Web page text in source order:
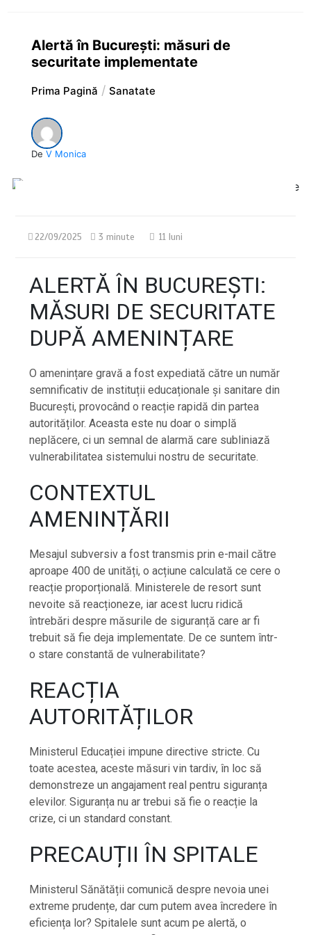
Alertă în București: măsuri de
securitate implementate
Prima Pagină Sanatate
De V Monica
22/09/2025 3 minute 11 luni
ALERTĂ ÎN BUCUREȘTI:
MĂSURI DE SECURITATE
DUPĂ AMENINȚARE
O amenințare gravă a fost expediată către un număr
semnificativ de instituții educaționale și sanitare din
București, provocând o reacție rapidă din partea
autorităților. Aceasta este nu doar o simplă
neplăcere, ci un semnal de alarmă care subliniază
vulnerabilitatea sistemului nostru de securitate.
CONTEXTUL
AMENINȚĂRII
Mesajul subversiv a fost transmis prin e-mail către
aproape 400 de unități, o acțiune calculată ce cere o
reacție proporțională. Ministerele de resort sunt
nevoite să reacționeze, iar acest lucru ridică
întrebări despre măsurile de siguranță care ar fi
trebuit să fie deja implementate. De ce suntem într-
o stare constantă de vulnerabilitate?
REACȚIA
AUTORITĂȚILOR
Ministerul Educației impune directive stricte. Cu
toate acestea, aceste măsuri vin tardiv, în loc să
demonstreze un angajament real pentru siguranța
elevilor. Siguranța nu ar trebui să fie o reacție la
crize, ci un standard constant.
PRECAUȚII ÎN SPITALE
Ministerul Sănătății comunică despre nevoia unei
extreme prudențe, dar cum putem avea încredere în
eficiența lor? Spitalele sunt acum pe alertă, o